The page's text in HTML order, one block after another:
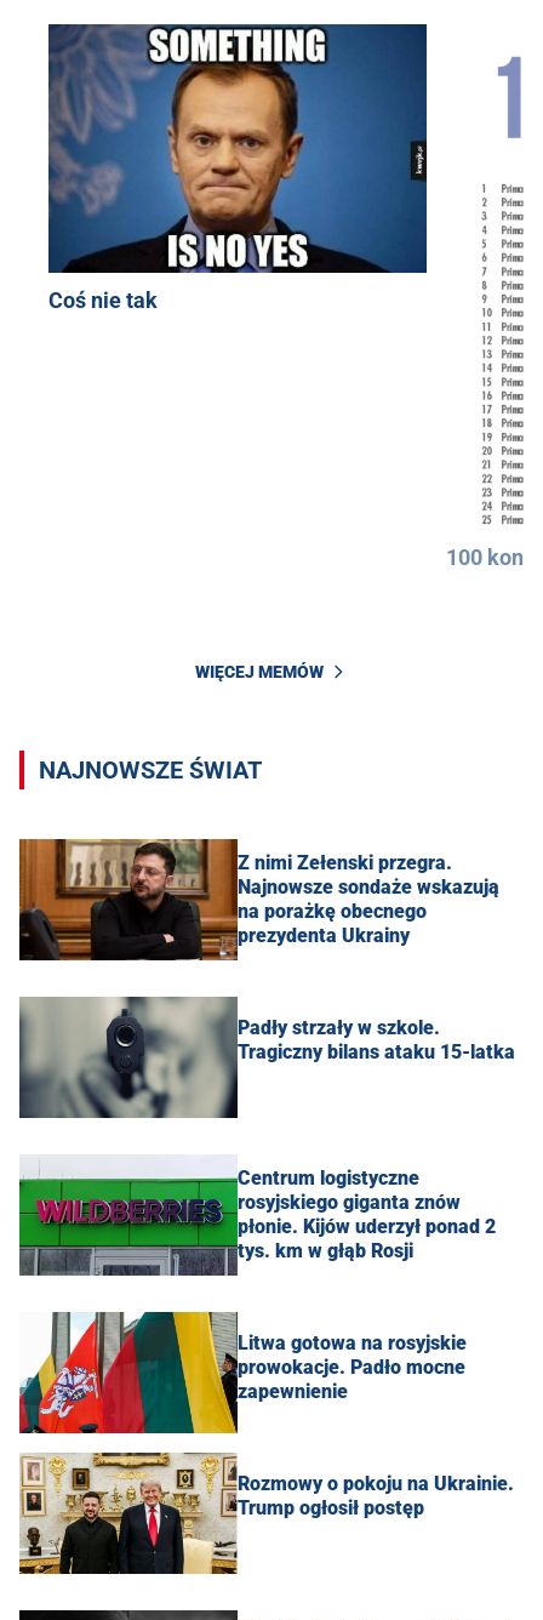
Coś nie tak
100
WIĘCEJ MEMÓW
NAJNOWSZE ŚWIAT
Z nimi Zełenski przegra.
Najnowsze sondaże wskazują
na porażkę obecnego
prezydenta Ukrainy
Padły strzały w szkole.
Tragiczny bilans ataku 15-latka
Centrum logistyczne
rosyjskiego giganta znów
płonie. Kijów uderzył ponad 2
tys. km w głąb Rosji
Litwa gotowa na rosyjskie
prowokacje. Padło mocne
zapewnienie
Rozmowy o pokoju na Ukrainie.
Trump ogłosił postęp